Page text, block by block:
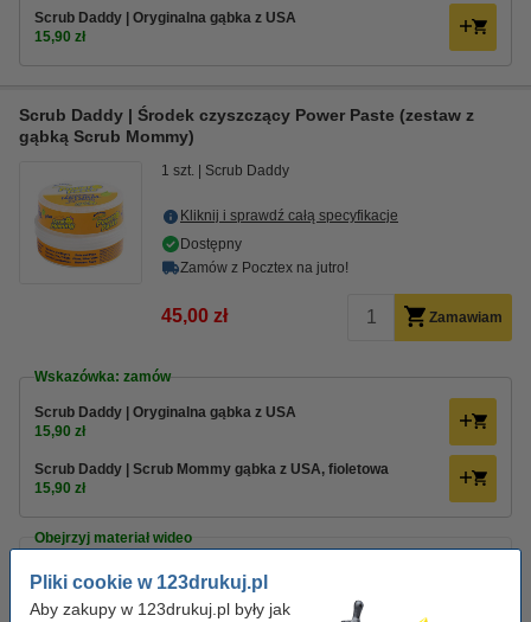
Pliki cookie w 123drukuj.pl
Aby zakupy w 123drukuj.pl były jak
Scrub Daddy | Oryginalna gąbka z USA
15,90 zł
Scrub Daddy | Środek czyszczący Power Paste (zestaw z
gąbką Scrub Mommy)
1 szt. Scrub Daddy
Kliknij i sprawdź całą specyfikacje
Dostępny
Zamów z Pocztex na jutro!
45,00 zł Zamawiam
Wskazówka: zamów
Scrub Daddy | Oryginalna gąbka z USA
15,90 zł
Scrub Daddy | Scrub Mommy gąbka z USA, fioletowa
15,90 zł
Obejrzyj materiał wideo